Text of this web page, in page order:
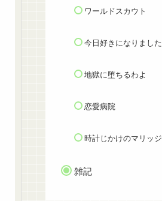
ワールドスカウト
今日好きになりました
地獄に堕ちるわよ
恋愛病院
時計じかけのマリッジ
雑記